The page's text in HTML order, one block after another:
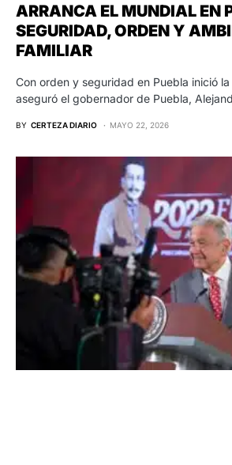
ARRANCA EL MUNDIAL EN
SEGURIDAD, ORDEN Y
FAMILIAR
Con orden y seguridad en Puebla inició
aseguró el gobernador de Puebla,
BY CERTEZA DIARIO MAYO 22, 2026